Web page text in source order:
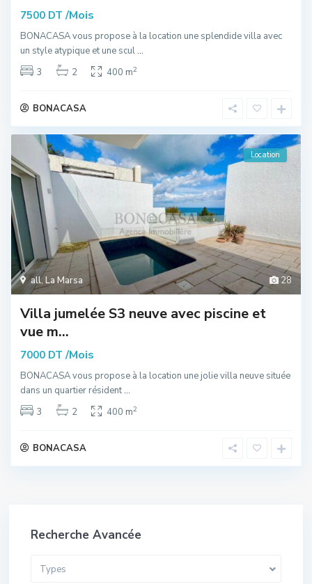
7500 DT /Mois
BONACASA vous propose à la location une splendide villa avec
un style atypique et une scul...
3
2 400 m2
BONACASA
28
all, La Marsa
Location
Villa jumelée S3 neuve avec piscine et
vue m...
7000 DT /Mois
BONACASA vous propose à la location une jolie villa neuve située
dans un quartier résident...
3
2 400 m2
BONACASA
Recherche Avancée
Types